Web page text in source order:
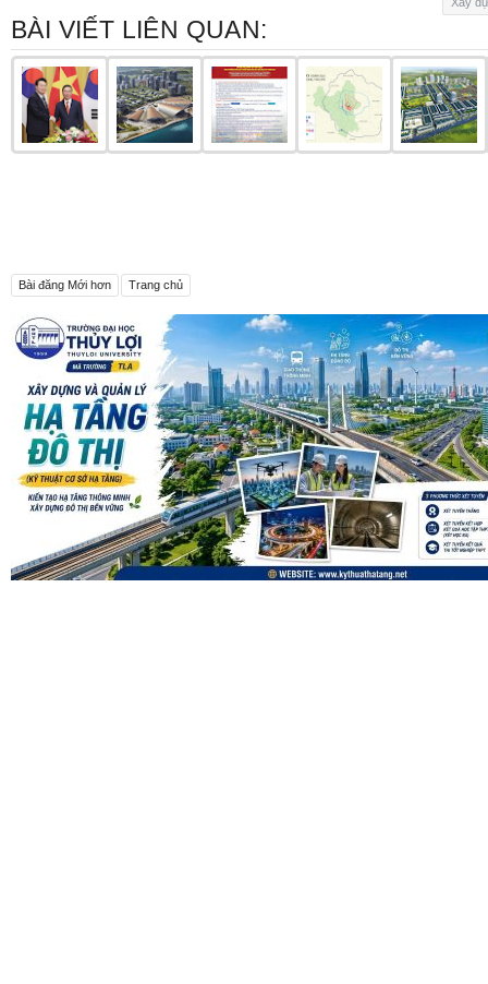
BÀI VIẾT LIÊN QUAN:
Bài đăng Mới hơn Trang chủ